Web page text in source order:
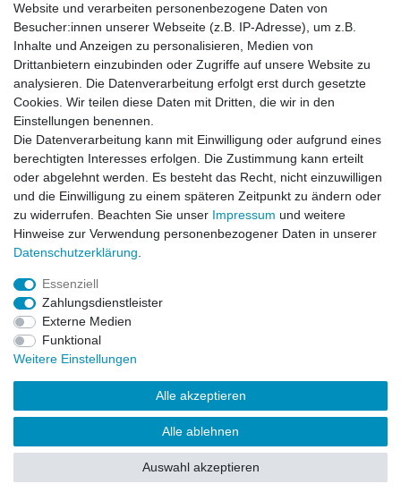
Zahlung und Versand
Daten­schutz­erklärung
Barrierefreiheitserklärung Widerrufs­recht
Vertrag widerrufen
© Copyright 2026 | Alle Rechte vorbehalten.
Website und verarbeiten personenbezogene Daten von
Besucher:innen unserer Webseite (z.B. IP-Adresse), um z.B.
Inhalte und Anzeigen zu personalisieren, Medien von
Drittanbietern einzubinden oder Zugriffe auf unsere Website zu
analysieren. Die Datenverarbeitung erfolgt erst durch gesetzte
Cookies. Wir teilen diese Daten mit Dritten, die wir in den
Einstellungen benennen.
Die Datenverarbeitung kann mit Einwilligung oder aufgrund eines
berechtigten Interesses erfolgen. Die Zustimmung kann erteilt
oder abgelehnt werden. Es besteht das Recht, nicht einzuwilligen
und die Einwilligung zu einem späteren Zeitpunkt zu ändern oder
zu widerrufen. Beachten Sie unser Impressum und weitere
Hinweise zur Verwendung personenbezogener Daten in unserer
Daten­schutz­erklärung
Essenziell
Zahlungsdienstleister
Externe Medien
Funktional
Weitere Einstellungen
Alle akzeptieren
Alle ablehnen
Auswahl akzeptieren